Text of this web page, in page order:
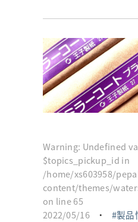
Warning: Undefined
$topics_pickup_id in
/home/xs603958/
content/themes/
on line65
2022/05/16
・ 製品